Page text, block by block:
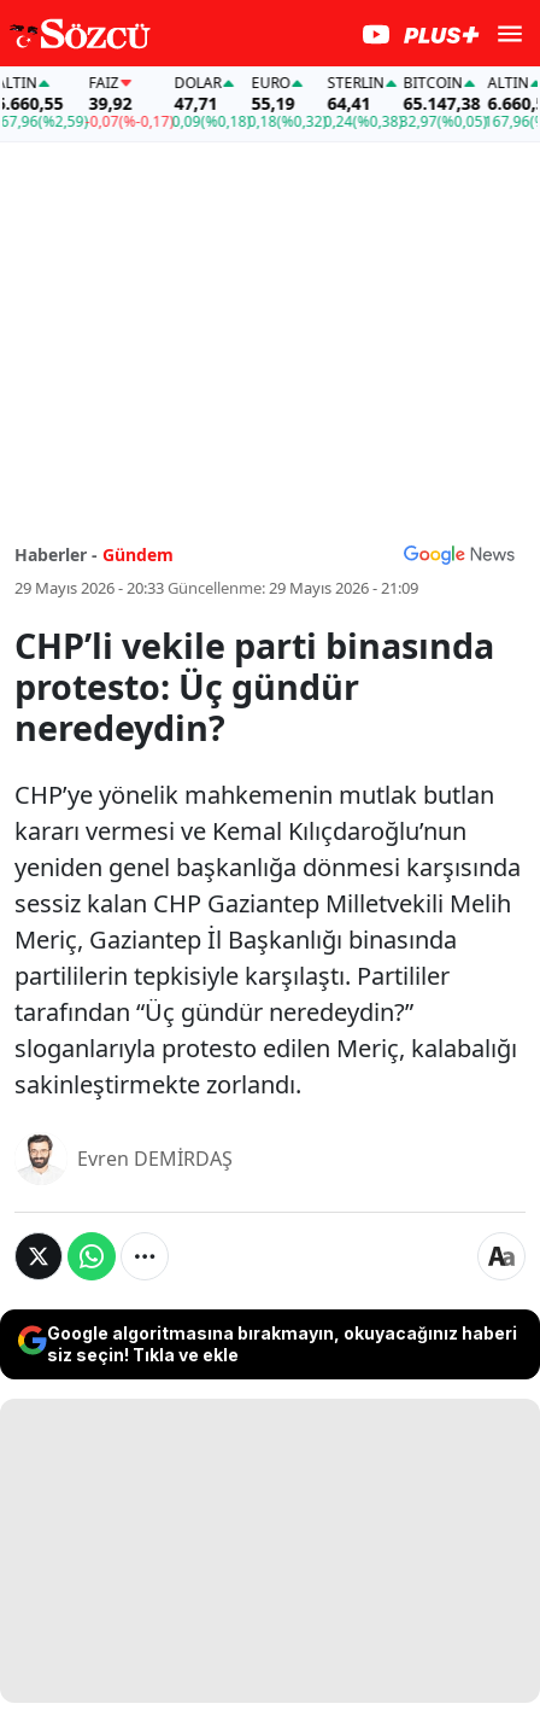
(%2,59)
FAİZ
39,92
-0,07(%-0,17)
DOLAR
47,71
0,09(%0,18)
EURO
55,19
0,18(%0,32)
STERLIN
64,41
0,24(%0,38)
BITCOIN
65.147,38
32,97(%0,05)
ALTIN
6.660,55
167,96
Haberler - Gündem
29 Mayıs 2026 - 20:33Güncellenme:29 Mayıs 2026 - 21:09
CHP’li vekile parti binasında
protesto: Üç gündür
neredeydin?
CHP’ye yönelik mahkemenin mutlak butlan
kararı vermesi ve Kemal Kılıçdaroğlu’nun
yeniden genel başkanlığa dönmesi karşısında
sessiz kalan CHP Gaziantep Milletvekili Melih
Meriç, Gaziantep İl Başkanlığı binasında
partililerin tepkisiyle karşılaştı. Partililer
tarafından “Üç gündür neredeydin?”
sloganlarıyla protesto edilen Meriç, kalabalığı
sakinleştirmekte zorlandı.
Evren DEMİRDAŞ
Google algoritmasına bırakmayın, okuyacağınız haberi
siz seçin! Tıkla ve ekle